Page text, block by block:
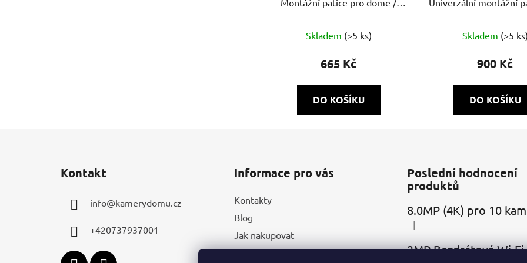
Skladem (>5 ks)
665 Kč
DO KOŠÍKU
Skladem (>5 ks)
900 Kč
DO KOŠÍKU
Kontakt
info@kamerydomu.cz
+420737937001
Informace pro vás
Kontakty
Blog
Jak nakupovat
Obchodní podmínky
Poslední hodnocení
produktů
Hodnocení produktu je 5 z 5
|